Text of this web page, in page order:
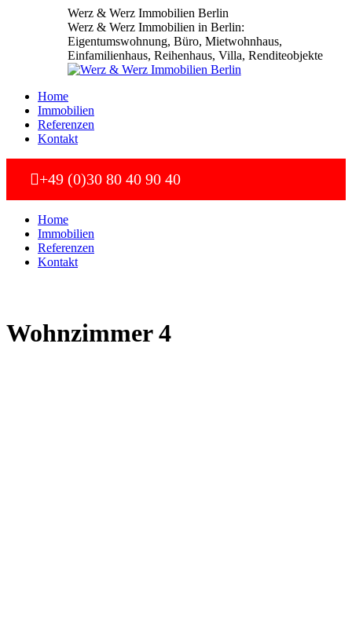
Werz & Werz Immobilien Berlin
Werz & Werz Immobilien in Berlin:
Eigentumswohnung, Büro, Mietwohnhaus,
Einfamilienhaus, Reihenhaus, Villa, Renditeobjekte
Home
Immobilien
Referenzen
Kontakt
+49 (0)30 80 40 90 40
Home
Immobilien
Referenzen
Kontakt
Wohnzimmer 4